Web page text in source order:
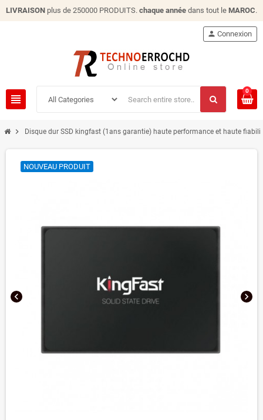
LIVRAISON plus de 250000 PRODUITS. chaque année dans tout le MAROC.
view_headline
0
person Connexion
chevron_right Disque dur SSD kingfast (1ans garantie) haute performance et haute
chevron_left chevron_right
NOUVEAU PRODUIT